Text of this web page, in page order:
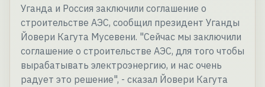
Уганда и Россия заключили соглашение о
строительстве АЭС, сообщил президент Уганды
Йовери Кагута Мусевени. "Сейчас мы заключили
соглашение о строительстве АЭС, для того чтобы
вырабатывать электроэнергию, и нас очень
радует это решение", - сказал Йовери Кагута